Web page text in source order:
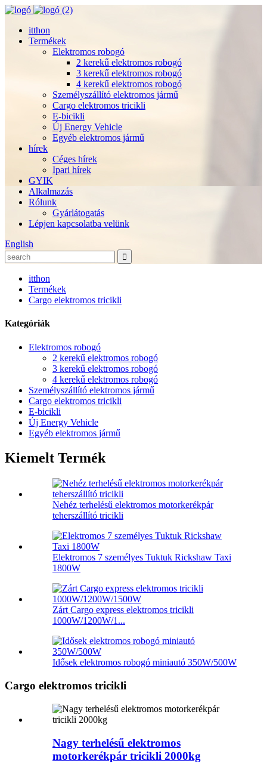
itthon
Termékek
Elektromos robogó
2 kerekű elektromos robogó
3 kerekű elektromos robogó
4 kerekű elektromos robogó
Személyszállító elektromos jármű
Cargo elektromos tricikli
E-bicikli
Új Energy Vehicle
Egyéb elektromos jármű
hírek
Céges hírek
Ipari hírek
GYIK
Alkalmazás
Rólunk
Gyárlátogatás
Lépjen kapcsolatba velünk
English
itthon
Termékek
Cargo elektromos tricikli
Kategóriák
Elektromos robogó
2 kerekű elektromos robogó
3 kerekű elektromos robogó
4 kerekű elektromos robogó
Személyszállító elektromos jármű
Cargo elektromos tricikli
E-bicikli
Új Energy Vehicle
Egyéb elektromos jármű
Kiemelt Termék
Nehéz terhelésű elektromos motorkerékpár
teherszállító tricikli
Elektromos 7 személyes Tuktuk Rickshaw Taxi
1800W
Zárt Cargo express elektromos tricikli
1000W/1200W/1...
Idősek elektromos robogó miniautó 350W/500W
Cargo elektromos tricikli
Nagy terhelésű elektromos
motorkerékpár tricikli 2000kg